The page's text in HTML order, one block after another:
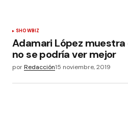
SHOWBIZ
Adamari López
no se podría ver mejor
porRedacción15 noviembre, 2019